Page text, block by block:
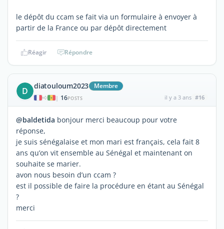
le dépôt du ccam se fait via un formulaire à envoyer à
partir de la France ou par dépôt directement
Réagir Répondre
D diatouloum2023 Membre
| 16POSTS il y a 3 ans #16
@baldetida bonjour merci beaucoup pour votre
réponse,
je suis sénégalaise et mon mari est français, cela fait 8
ans qu’on vit ensemble au Sénégal et maintenant on
souhaite se marier.
avon nous besoin d’un ccam ?
est il possible de faire la procédure en étant au Sénégal
?
merci